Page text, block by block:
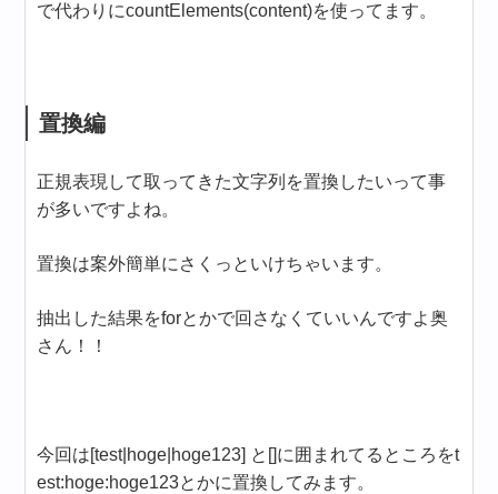
で代わりにcountElements(content)を使ってます。
置換編
正規表現して取ってきた文字列を置換したいって事
が多いですよね。
置換は案外簡単にさくっといけちゃいます。
抽出した結果をforとかで回さなくていいんですよ奥
さん！！
今回は[test|hoge|hoge123] と[]に囲まれてるところをt
est:hoge:hoge123とかに置換してみます。